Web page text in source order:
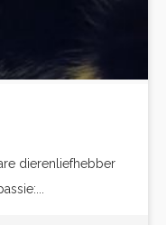
dierenliefhebber